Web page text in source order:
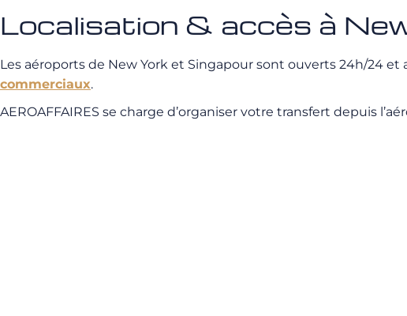
Localisation & accès à
Les aéroports de New York et Singapour sont ouverts 24h/24
commerciaux.
AEROAFFAIRES se charge d’organiser votre transfert depuis